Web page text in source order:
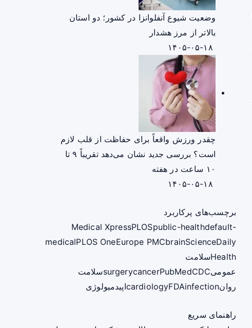
وضعیت شیوع آنفلوانزا در کشور؛ دو استان
بالاتر از مرز هشدار
چقدر ورزش واقعاً برای حفاظت از قلب لازم
است؟ بررسی جدید نشان می‌دهد تقریباً ۹ تا
۱۰ ساعت در هفته
برچسب‌های پرکاربرد
Medical XpressPLOSpublic-healthdefault-
medicalPLOS OneEurope PMCbrainScienceDaily
Healthسلامت
عمومی
surgerycancerPubMedCDC
سلامت
روان
cardiologyFDAinfection اپیدمیولوژی
راهنمای سریع